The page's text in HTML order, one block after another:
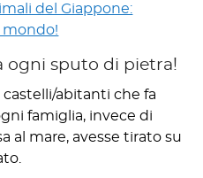
del Giappone:
mondo!
ogni sputo di pietra!
castelli/abitanti che fa
famiglia, invece di
al mare, avesse tirato su